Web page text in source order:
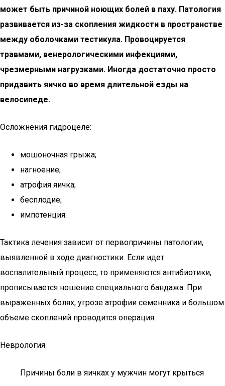
может быть причиной ноющих болей в паху. Патология
развивается из-за скопления жидкости в пространстве
между оболочками тестикула. Провоцируется
травмами, венерологическими инфекциями,
чрезмерными нагрузками. Иногда достаточно просто
придавить яичко во время длительной езды на
велосипеде.
Осложнения гидроцеле:
мошоночная грыжа;
нагноение;
атрофия яичка;
бесплодие;
импотенция.
Тактика лечения зависит от первопричины патологии,
выявленной в ходе диагностики. Если идет
воспалительный процесс, то применяются антибиотики,
прописывается ношение специального бандажа. При
выраженных болях, угрозе атрофии семенника и большом
объеме скоплений проводится операция.
Неврология
Причины боли в яичках у мужчин могут крыться